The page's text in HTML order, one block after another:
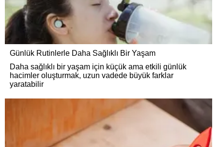
Günlük Rutinlerle Daha Sağlıklı Bir Yaşam
Daha sağlıklı bir yaşam için küçük ama etkili günlük
hacimler oluşturmak, uzun vadede büyük farklar
yaratabilir